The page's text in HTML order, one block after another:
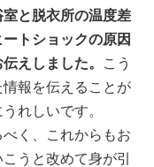
と脱衣所の温度差
トショックの原因
えしました。 こう
報を伝えることが
れしいです。
く、これからもお
うと改めて身が引